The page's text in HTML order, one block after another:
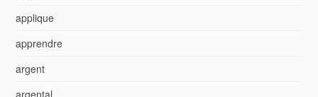
applique
apprendre
argent
argental